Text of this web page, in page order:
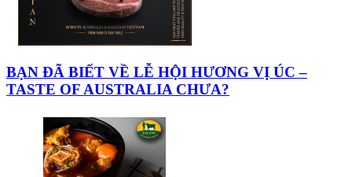
BẠN ĐÃ BIẾT VỀ LỄ HỘI HƯƠNG VỊ ÚC –
TASTE OF AUSTRALIA CHƯA?